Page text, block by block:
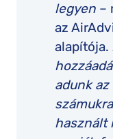
legyen –
az
alapítója.
adunk
használt